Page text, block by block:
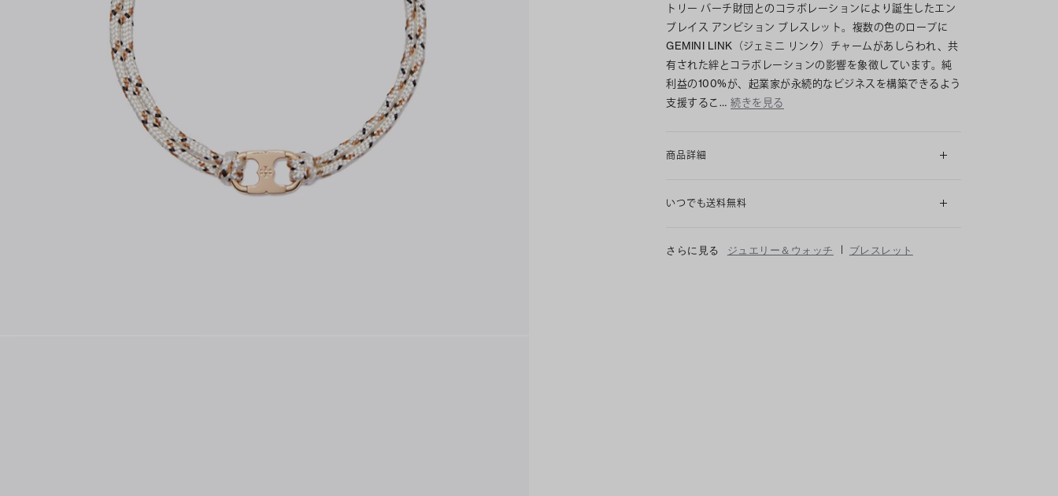
トリー バーチ財団とのコラボレーションにより誕生したエン
ブレイス アンビション ブレスレット。複数の色のロープに
GEMINI LINK（ジェミニ リンク）チャームがあしらわれ、共
有された絆とコラボレーションの影響を象徴しています。純
利益の100%が、起業家が永続的なビジネスを構築できるよう
支援するこ… 続きを見る
商品詳細
いつでも送料無料
さらに見る ジュエリー＆ウォッチ | ブレスレット